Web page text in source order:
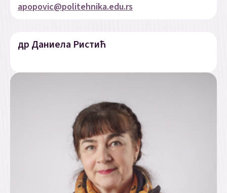
apopovic@politehnika.edu.rs
др Даниела Ристић